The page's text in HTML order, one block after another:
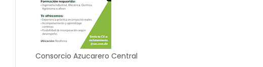
Consorcio Azucarero Central